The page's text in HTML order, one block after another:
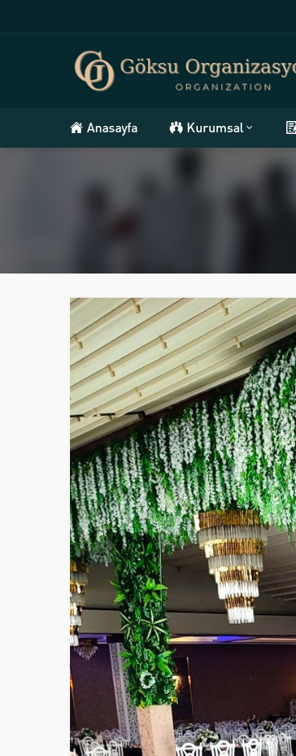
Anasayfa Kurumsal